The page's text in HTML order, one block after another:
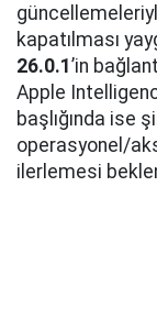
kapatılması
26.0.1 ’in
Apple
başlığında ise
operasyonel/
ilerlemesi